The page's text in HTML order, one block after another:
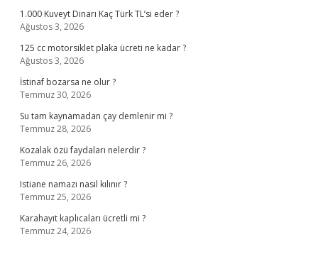
1.000 Kuveyt Dinarı Kaç Türk TL’si eder ?
Ağustos 3, 2026
125 cc motorsiklet plaka ücreti ne kadar ?
Ağustos 3, 2026
İstinaf bozarsa ne olur ?
Temmuz 30, 2026
Su tam kaynamadan çay demlenir mi ?
Temmuz 28, 2026
Kozalak özü faydaları nelerdir ?
Temmuz 26, 2026
Istiane namazı nasıl kılınır ?
Temmuz 25, 2026
Karahayıt kaplıcaları ücretli mi ?
Temmuz 24, 2026